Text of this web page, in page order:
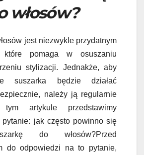
włosów?
jest niezwykle przydatnym
które pomaga w osuszaniu
stylizacji. Jednakże, aby
suszarka będzie działać
należy ją regularnie
artykule przedstawimy
jak często powinno się
do włosów?Przed
do odpowiedzi na to pytanie,